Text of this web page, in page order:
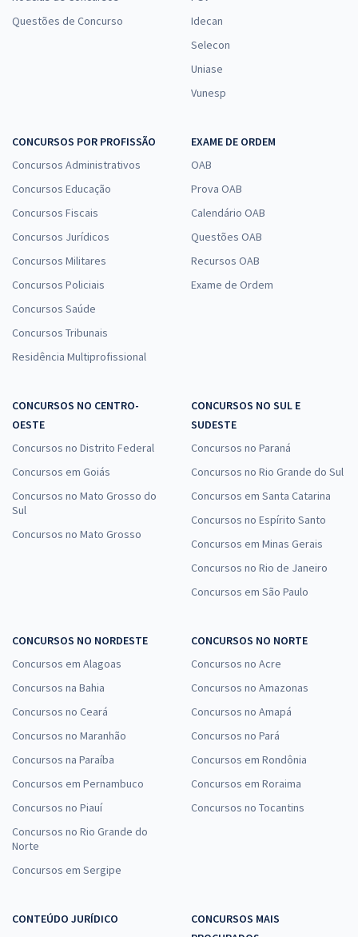
Questões de Concurso
Idecan
Selecon
Uniase
Vunesp
CONCURSOS POR PROFISSÃO
Concursos Administrativos
Concursos Educação
Concursos Fiscais
Concursos Jurídicos
Concursos Militares
Concursos Policiais
Concursos Saúde
Concursos Tribunais
Residência Multiprofissional
EXAME DE ORDEM
OAB
Prova OAB
Calendário OAB
Questões OAB
Recursos OAB
Exame de Ordem
CONCURSOS NO CENTRO-
OESTE
Concursos no Distrito Federal
Concursos em Goiás
Concursos no Mato Grosso do
Sul
Concursos no Mato Grosso
CONCURSOS NO SUL E
SUDESTE
Concursos no Paraná
Concursos no Rio Grande do Sul
Concursos em Santa Catarina
Concursos no Espírito Santo
Concursos em Minas Gerais
Concursos no Rio de Janeiro
Concursos em São Paulo
CONCURSOS NO NORDESTE
Concursos em Alagoas
Concursos na Bahia
Concursos no Ceará
Concursos no Maranhão
Concursos na Paraíba
Concursos em Pernambuco
Concursos no Piauí
Concursos no Rio Grande do
Norte
Concursos em Sergipe
CONCURSOS NO NORTE
Concursos no Acre
Concursos no Amazonas
Concursos no Amapá
Concursos no Pará
Concursos em Rondônia
Concursos em Roraima
Concursos no Tocantins
CONTEÚDO JURÍDICO
CONCURSOS MAIS